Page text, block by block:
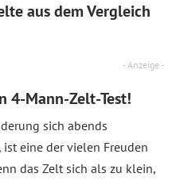
aus demVergleich
- Anzeige -
4-Mann-Zelt-Test!
sich abends
eine der vielen Freuden
das Zelt sich als zu klein,